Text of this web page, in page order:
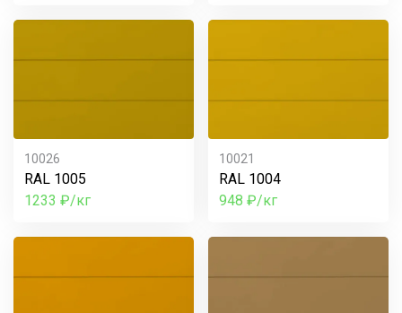
10026
RAL 1005
1233 ₽/кг
10021
RAL 1004
948 ₽/кг